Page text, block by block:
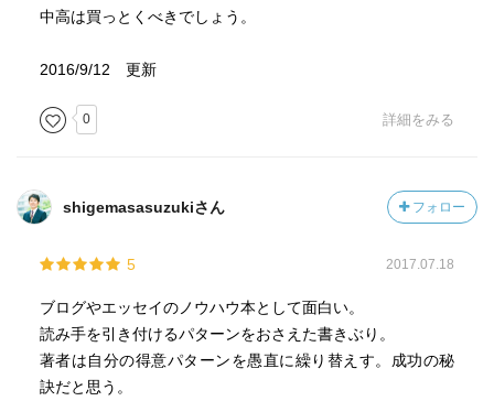
中高は買っとくべきでしょう。
2016/9/12 更新
0 詳細をみる
shigemasasuzukiさん フォロー
5 2017.07.18
ブログやエッセイのノウハウ本として面白い。
読み手を引き付けるパターンをおさえた書きぶり。
著者は自分の得意パターンを愚直に繰り替えす。成功の秘
訣だと思う。